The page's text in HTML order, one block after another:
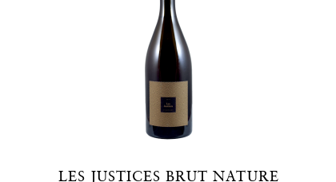
LES JUSTICES BRUT NATURE